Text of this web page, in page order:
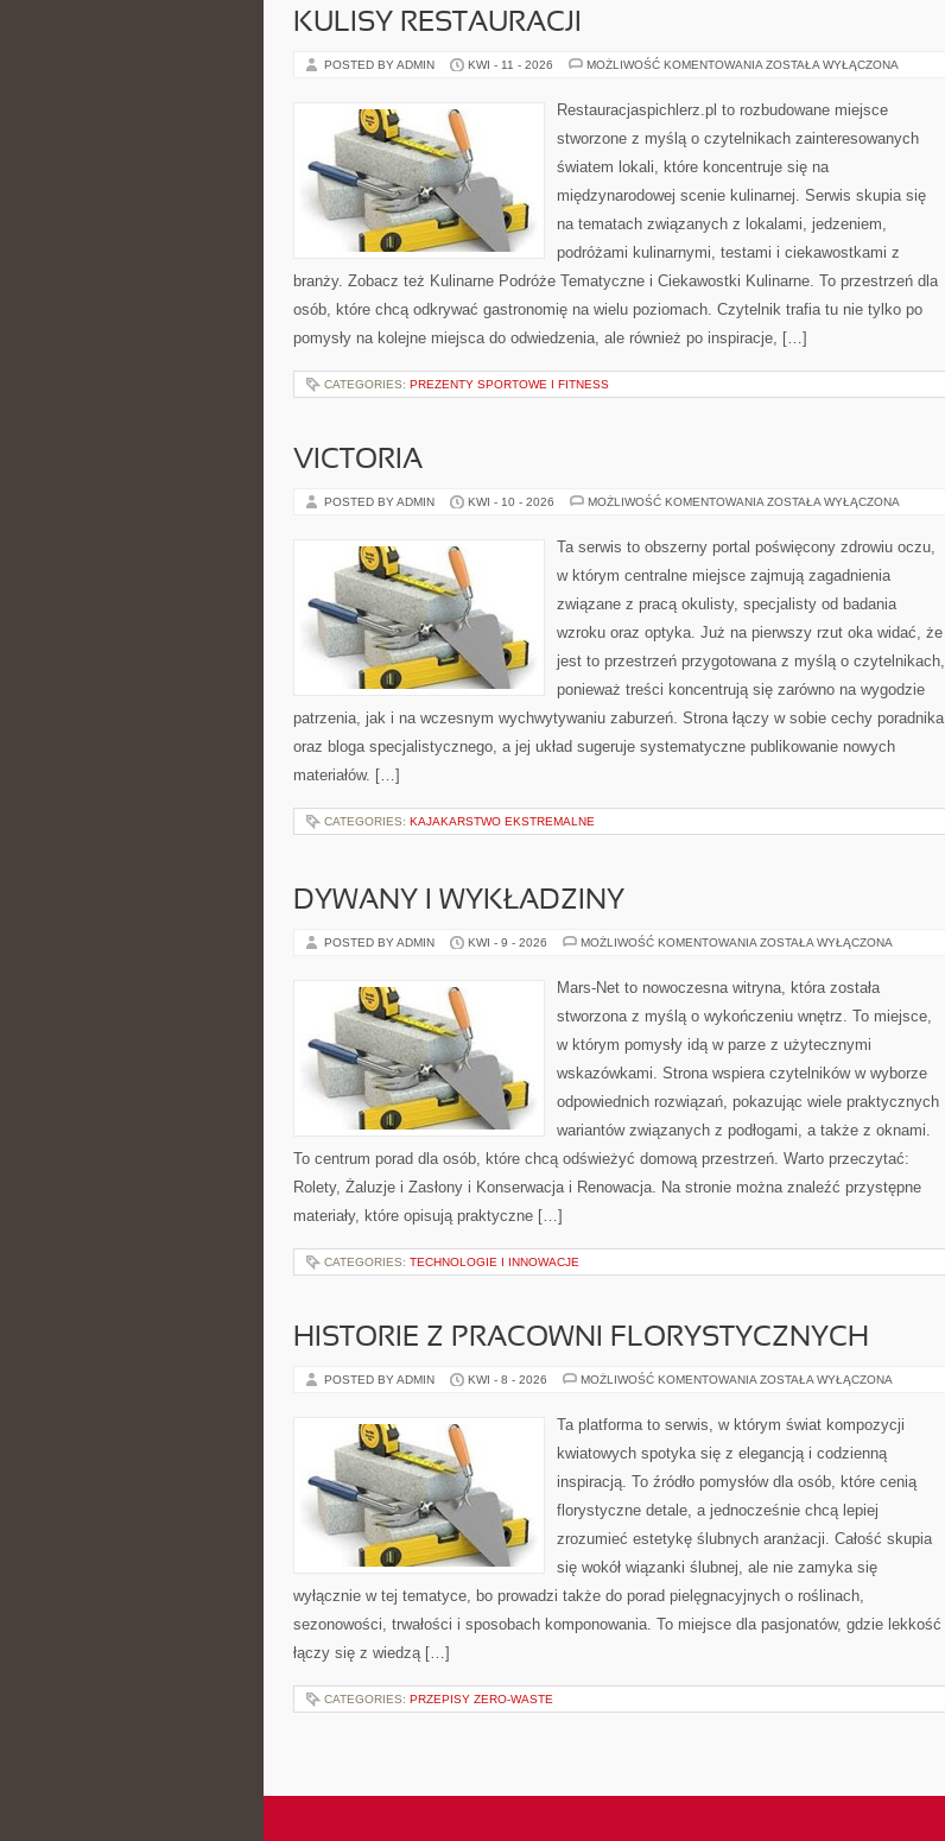
KULISY RESTAURACJI
POSTED BY ADMIN KWI - 11 - 2026 MOŻLIWOŚĆ KOMENTOWANIA KULISY
ZOSTAŁA WYŁĄCZONA
Restauracjaspichlerz.pl to rozbudowane miejsce
stworzone z myślą o czytelnikach zainteresowanych
światem lokali, które koncentruje się na
międzynarodowej scenie kulinarnej. Serwis skupia się
na tematach związanych z lokalami, jedzeniem,
podróżami kulinarnymi, testami i ciekawostkami z
branży. Zobacz też Kulinarne Podróże Tematyczne i Ciekawostki Kulinarne. To przestrzeń dla
osób, które chcą odkrywać gastronomię na wielu poziomach. Czytelnik trafia tu nie tylko po
pomysły na kolejne miejsca do odwiedzenia, ale również po inspiracje, […]
CATEGORIES: PREZENTY SPORTOWE I FITNESS
VICTORIA
POSTED BY ADMIN KWI - 10 - 2026 MOŻLIWOŚĆ KOMENTOWANIA VICTORIA
ZOSTAŁA WYŁĄCZONA
Ta serwis to obszerny portal poświęcony zdrowiu oczu,
w którym centralne miejsce zajmują zagadnienia
związane z pracą okulisty, specjalisty od badania
wzroku oraz optyka. Już na pierwszy rzut oka widać, że
jest to przestrzeń przygotowana z myślą o czytelnikach,
ponieważ treści koncentrują się zarówno na wygodzie
patrzenia, jak i na wczesnym wychwytywaniu zaburzeń. Strona łączy w sobie cechy poradnika
oraz bloga specjalistycznego, a jej układ sugeruje systematyczne publikowanie nowych
materiałów. […]
CATEGORIES: KAJAKARSTWO EKSTREMALNE
DYWANY I WYKŁADZINY
POSTED BY ADMIN KWI - 9 - 2026 MOŻLIWOŚĆ KOMENTOWANIA DYWANY
ZOSTAŁA WYŁĄCZONA
Mars-Net to nowoczesna witryna, która została
stworzona z myślą o wykończeniu wnętrz. To miejsce,
w którym pomysły idą w parze z użytecznymi
wskazówkami. Strona wspiera czytelników w wyborze
odpowiednich rozwiązań, pokazując wiele praktycznych
wariantów związanych z podłogami, a także z oknami.
To centrum porad dla osób, które chcą odświeżyć domową przestrzeń. Warto przeczytać:
Rolety, Żaluzje i Zasłony i Konserwacja i Renowacja. Na stronie można znaleźć przystępne
materiały, które opisują praktyczne […]
CATEGORIES: TECHNOLOGIE I INNOWACJE
HISTORIE Z PRACOWNI FLORYSTYCZNYCH
POSTED BY ADMIN KWI - 8 - 2026 MOŻLIWOŚĆ KOMENTOWANIA HISTORIE
FLORYSTYCZNYCH
ZOSTAŁA WYŁĄCZONA
Ta platforma to serwis, w którym świat kompozycji
kwiatowych spotyka się z elegancją i codzienną
inspiracją. To źródło pomysłów dla osób, które cenią
florystyczne detale, a jednocześnie chcą lepiej
zrozumieć estetykę ślubnych aranżacji. Całość skupia
się wokół wiązanki ślubnej, ale nie zamyka się
wyłącznie w tej tematyce, bo prowadzi także do porad pielęgnacyjnych o roślinach,
sezonowości, trwałości i sposobach komponowania. To miejsce dla pasjonatów, gdzie lekkość
łączy się z wiedzą […]
CATEGORIES: PRZEPISY ZERO-WASTE